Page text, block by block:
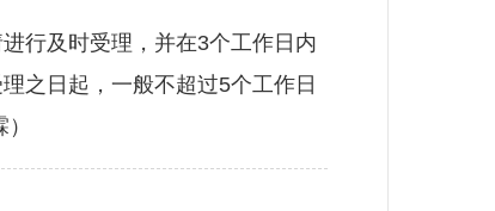
行及时受理，并在3个工作日内
之日起，一般不超过5个工作日